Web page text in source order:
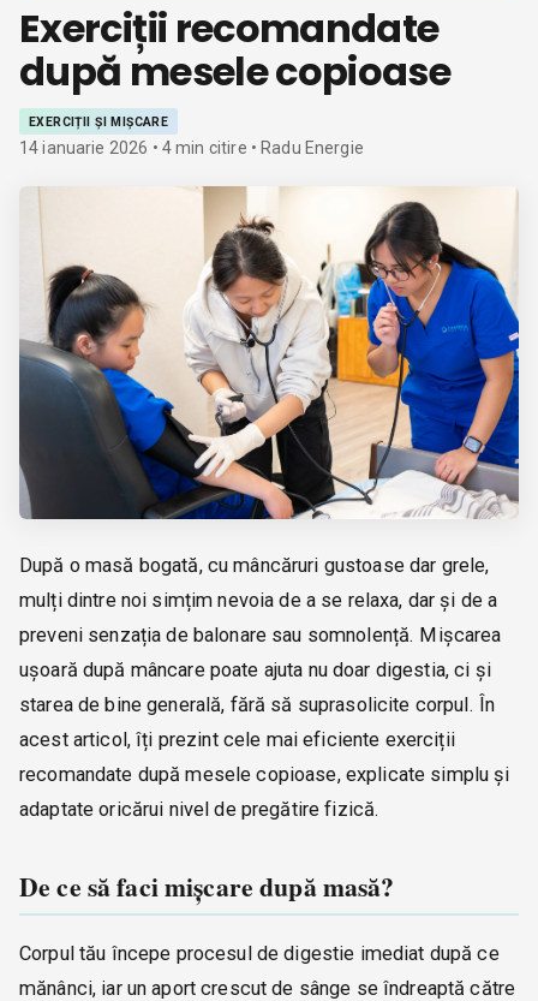
Exerciții recomandate
după mesele copioase
EXERCIȚII ȘI MIȘCARE
14 ianuarie 2026 • 4min citire • Radu Energie
După o masă bogată, cu mâncăruri gustoase dar grele,
mulți dintre noi simțim nevoia de a se relaxa, dar și de a
preveni senzația de balonare sau somnolență. Mișcarea
ușoară după mâncare poate ajuta nu doar digestia, ci și
starea de bine generală, fără să suprasolicite corpul. În
acest articol, îți prezint cele mai eficiente exerciții
recomandate după mesele copioase, explicate simplu și
adaptate oricărui nivel de pregătire fizică.
De ce să faci mișcare după masă?
Corpul tău începe procesul de digestie imediat după ce
mănânci, iar un aport crescut de sânge se îndreaptă către